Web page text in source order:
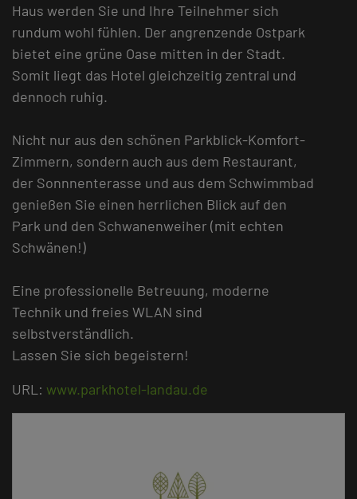
Haus werden Sie und Ihre Teilnehmer sich
rundum wohl fühlen. Der angrenzende Ostpark
bietet eine grüne Oase mitten in der Stadt.
Somit liegt das Hotel gleichzeitig zentral und
dennoch ruhig.
Nicht nur aus den schönen Parkblick-Komfort-
Zimmern, sondern auch aus dem Restaurant,
der Sonnnenterasse und aus dem Schwimmbad
genießen Sie einen herrlichen Blick auf den
Park und den Schwanenweiher (mit echten
Schwänen!)
Eine professionelle Betreuung, moderne
Technik und freies WLAN sind
selbstverständlich.
Lassen Sie sich begeistern!
URL: www.parkhotel-landau.de